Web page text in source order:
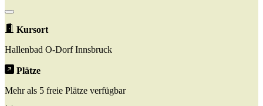
Kursort
Hallenbad O-Dorf Innsbruck
Plätze
Mehr als 5 freie Plätze verfügbar